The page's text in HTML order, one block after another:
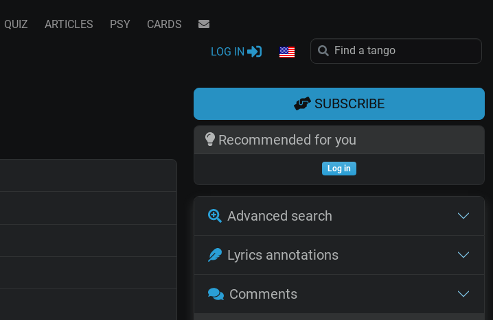
QUIZ ARTICLES PSY CARDS
LOG IN
SUBSCRIBE
Recommended for you
Log in
Advanced search
Lyrics annotations
Comments